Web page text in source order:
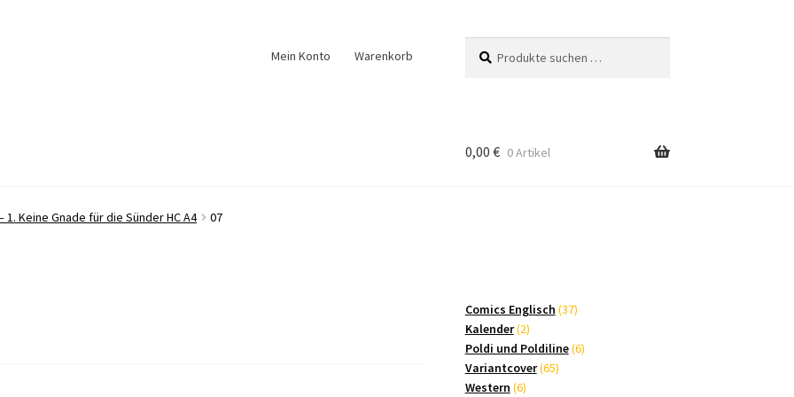
Mein Konto Warenkorb
nach:
0,00 € 0 Artikel
1. Keine Gnade für die Sünder HC A4 07
Comics Englisch 3737
Kalender 22
Produkte
Poldi und Poldiline 66
Variantcover 6565
Western 66